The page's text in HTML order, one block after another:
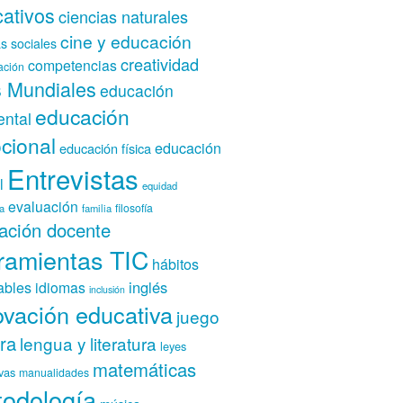
ciencias naturales
sociales cine y educación
competenciascreatividad
educación
educación
educación física educación
Entrevistas equidad
evaluación familia filosofía
docente
TIC hábitos
idiomas inclusión inglés
educativajuego
lengua y literatura leyes
manualidades matemáticas